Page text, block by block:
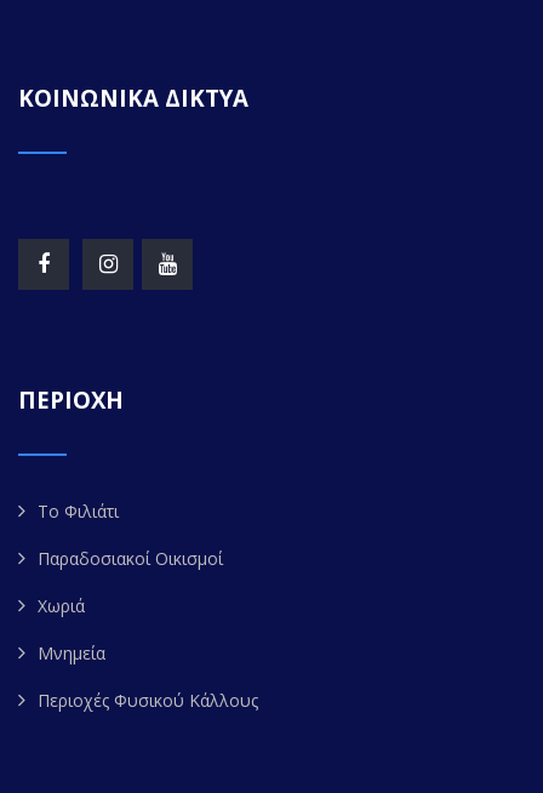
ΚΟΙΝΩΝΙΚΑ ΔΙΚΤΥΑ
ΠΕΡΙΟΧΗ
Το Φιλιάτι
Παραδοσιακοί Οικισμοί
Χωριά
Μνημεία
Περιοχές Φυσικού Κάλλους